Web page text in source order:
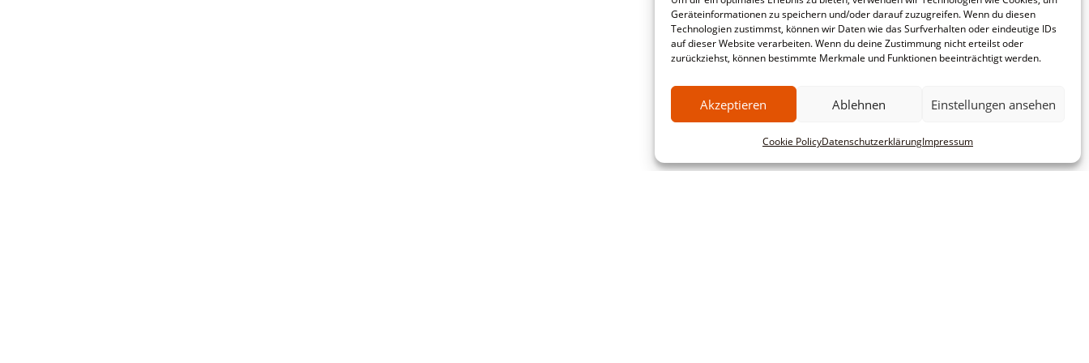
Geräteinformationen zu speichern und/oder darauf zuzugreifen. Wenn du diesen
Technologien zustimmst, können wir Daten wie das Surfverhalten oder eindeutige IDs
auf dieser Website verarbeiten. Wenn du deine Zustimmung nicht erteilst oder
zurückziehst, können bestimmte Merkmale und Funktionen beeinträchtigt werden.
Akzeptieren Ablehnen Einstellungen ansehen
Cookie PolicyDatenschutzerklärungImpressum